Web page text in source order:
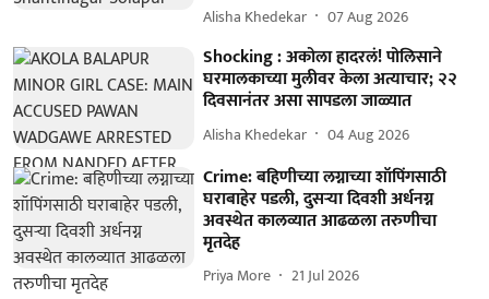
Alisha Khedekar 07 Aug 2026
Shocking : अकोला हादरलं! पोलिसाने
घरमालकाच्या मुलीवर केला अत्याचार; २२
दिवसानंतर असा सापडला जाळ्यात
Alisha Khedekar 04 Aug 2026
Crime: बहिणीच्या लग्नाच्या शॉपिंगसाठी
घराबाहेर पडली, दुसऱ्या दिवशी अर्धनग्न
अवस्थेत कालव्यात आढळला तरुणीचा
मृतदेह
Priya More 21 Jul 2026